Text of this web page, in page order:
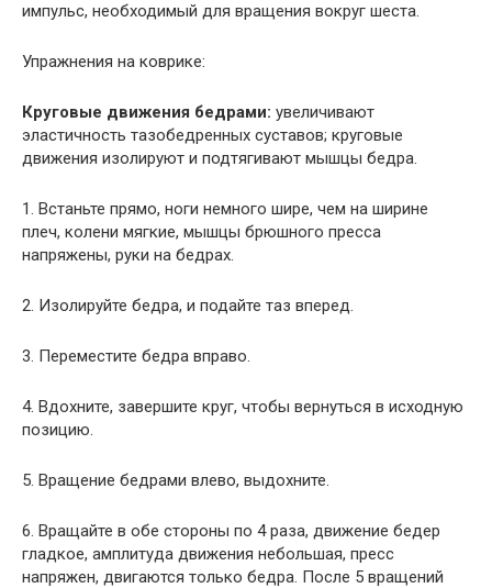
импульс, необходимый для вращения вокруг шеста.
Упражнения на коврике:
Круговые движения бедрами: увеличивают
эластичность тазобедренных суставов; круговые
движения изолируют и подтягивают мышцы бедра.
1. Встаньте прямо, ноги немного шире, чем на ширине
плеч, колени мягкие, мышцы брюшного пресса
напряжены, руки на бедрах.
2. Изолируйте бедра, и подайте таз вперед.
3. Переместите бедра вправо.
4. Вдохните, завершите круг, чтобы вернуться в исходную
позицию.
5. Вращение бедрами влево, выдохните.
6. Вращайте в обе стороны по 4 раза, движение бедер
гладкое, амплитуда движения небольшая, пресс
напряжен, двигаются только бедра. После 5 вращений